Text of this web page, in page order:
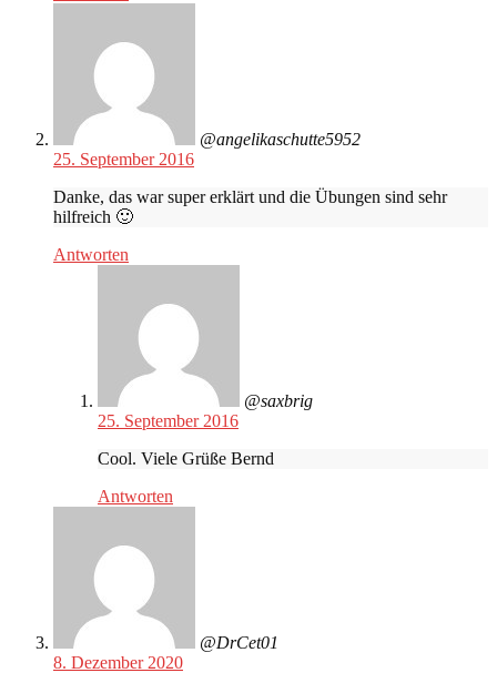
@angelikaschutte5952
25. September 2016
Danke, das war super erklärt und die Übungen sind sehr
hilfreich 🙂
Antworten
@saxbrig
25. September 2016
Cool. Viele Grüße Bernd
Antworten
@DrCet01
8. Dezember 2020